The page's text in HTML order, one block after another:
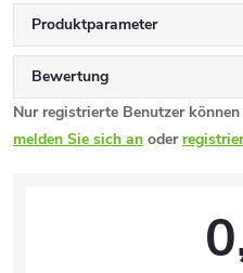
Produktparameter
Bewertung
Nur registrierte Benutzer
melden Sie sich an oder